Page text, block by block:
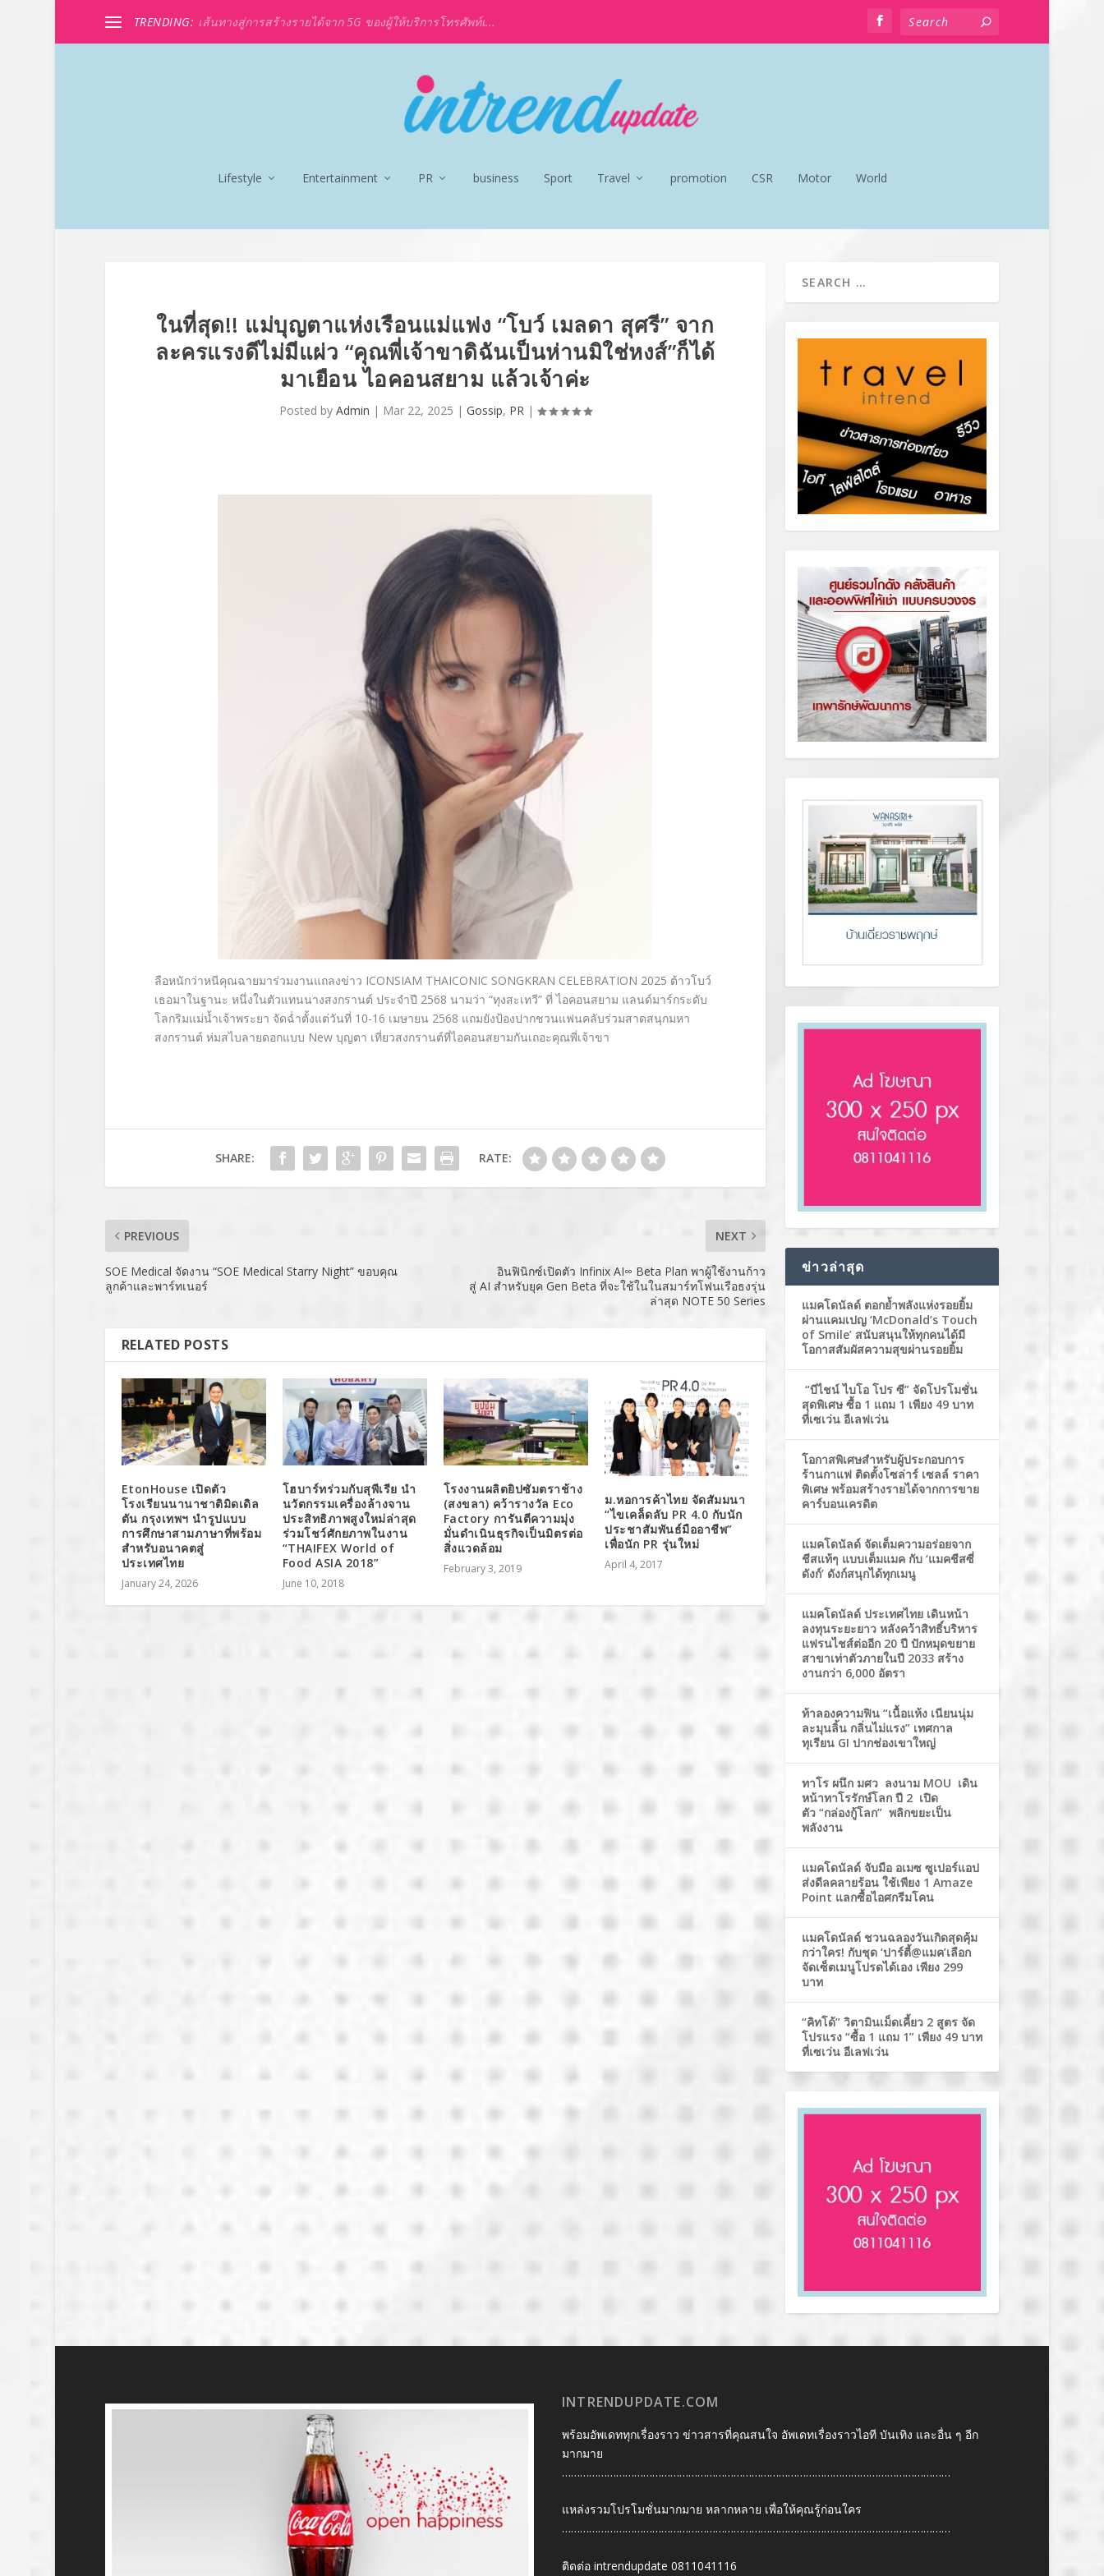
TRENDING: เส้นทางสู่การสร้างรายได้จาก 5G ของผู้ให้บริการโทรศัพท์เ...
Lifestyle Entertainment PR business Sport Travel promotion CSR Motor World
ในที่สุด!! แม่บุญตาแห่งเรือนแม่แฟง “โบว์ เมลดา สุศรี” จาก
ละครแรงดีไม่มีแผ่ว “คุณพี่เจ้าขาดิฉันเป็นห่านมิใช่หงส์”ก็ได้
มาเยือน ไอคอนสยาม แล้วเจ้าค่ะ
Posted by Admin | Mar 22, 2025 | Gossip, PR|
ลือหนักว่าหนีคุณฉายมาร่วมงานแถลงข่าว ICONSIAM THAICONIC SONGKRAN CELEBRATION 2025 ต้าวโบว์
เธอมาในฐานะ หนึ่งในตัวแทนนางสงกรานต์ ประจำปี 2568 นามว่า “ทุงสะเทวี” ที่ไอคอนสยาม แลนด์มาร์กระดับ
โลกริมแม่น้ำเจ้าพระยา จัดฉ่ำตั้งแต่วันที่ 10-16 เมษายน 2568 แถมยังป้องปากชวนแฟนคลับร่วมสาดสนุกมหา
สงกรานต์ ห่มสไบลายดอกแบบ New บุญตา เที่ยวสงกรานต์ที่ไอคอนสยามกันเถอะคุณพี่เจ้าขา
SHARE: RATE:
PREVIOUS
SOE Medical จัดงาน “SOE Medical Starry Night” ขอบคุณ
ลูกค้าและพาร์ทเนอร์
NEXT
อินฟินิกซ์เปิดตัว Infinix AI∞ Beta Plan พาผู้ใช้งานก้าว
สู่ AI สำหรับยุค Gen Beta ที่จะใช้ในในสมาร์ทโฟนเรือธงรุ่น
ล่าสุด NOTE 50 Series
RELATED POSTS
EtonHouse เปิดตัว
โรงเรียนนานาชาติมิดเดิล
ตัน กรุงเทพฯ นำรูปแบบ
การศึกษาสามภาษาที่พร้อม
สำหรับอนาคตสู่
ประเทศไทย
January 24, 2026
โฮบาร์ทร่วมกับสุพีเรีย นำ
นวัตกรรมเครื่องล้างจาน
ประสิทธิภาพสูงใหม่ล่าสุด
ร่วมโชว์ศักยภาพในงาน
“THAIFEX World of
Food ASIA 2018”
June 10, 2018
โรงงานผลิตยิปซัมตราช้าง
(สงขลา) คว้ารางวัล Eco
Factory การันตีความมุ่ง
มั่นดำเนินธุรกิจเป็นมิตรต่อ
สิ่งแวดล้อม
February 3, 2019
ม.หอการค้าไทย จัดสัมมนา
“ไขเคล็ดลับ PR 4.0 กับนัก
ประชาสัมพันธ์มืออาชีพ”
เพื่อนัก PR รุ่นใหม่
April 4, 2017
ข่าวล่าสุด
แมคโดนัลด์ ตอกย้ำพลังแห่งรอยยิ้ม
ผ่านแคมเปญ ‘McDonald’s Touch
of Smile’ สนับสนุนให้ทุกคนได้มี
โอกาสสัมผัสความสุขผ่านรอยยิ้ม
“บีไชน์ ไบโอ โปร ซี” จัดโปรโมชั่น
สุดพิเศษ ซื้อ 1 แถม 1 เพียง 49 บาท
ที่เซเว่น อีเลฟเว่น
โอกาสพิเศษสำหรับผู้ประกอบการ
ร้านกาแฟ ติดตั้งโซล่าร์ เซลล์ ราคา
พิเศษ พร้อมสร้างรายได้จากการขาย
คาร์บอนเครดิต
แมคโดนัลด์ จัดเต็มความอร่อยจาก
ชีสแท้ๆ แบบเต็มแมค กับ ‘แมคชีสซี่
ดังก์’ ดังก์สนุกได้ทุกเมนู
แมคโดนัลด์ ประเทศไทย เดินหน้า
ลงทุนระยะยาว หลังคว้าสิทธิ์บริหาร
แฟรนไชส์ต่ออีก 20 ปี ปักหมุดขยาย
สาขาเท่าตัวภายในปี 2033 สร้าง
งานกว่า 6,000 อัตรา
ท้าลองความฟิน “เนื้อแห้ง เนียนนุ่ม
ละมุนลิ้น กลิ่นไม่แรง” เทศกาล
ทุเรียน GI ปากช่องเขาใหญ่
ทาโร ผนึก มศว ลงนาม MOU เดิน
หน้าทาโรรักษ์โลก ปี 2 เปิด
ตัว “กล่องกู้โลก” พลิกขยะเป็น
พลังงาน
แมคโดนัลด์ จับมือ อเมซ ซูเปอร์แอป
ส่งดีลคลายร้อน ใช้เพียง 1 Amaze
Point แลกซื้อไอศกรีมโคน
แมคโดนัลด์ ชวนฉลองวันเกิดสุดคุ้ม
กว่าใคร! กับชุด ‘ปาร์ตี้@แมค’เลือก
จัดเซ็ตเมนูโปรดได้เอง เพียง 299
บาท
“คิทโด้” วิตามินเม็ดเคี้ยว 2 สูตร จัด
โปรแรง “ซื้อ 1 แถม 1” เพียง 49 บาท
ที่เซเว่น อีเลฟเว่น
INTRENDUPDATE.COM
พร้อมอัพเดททุกเรื่องราว ข่าวสารที่คุณสนใจ อัพเดทเรื่องราวไอที บันเทิง และอื่น ๆ อีก
มากมาย
…………………………………………………………………………………………………………………
แหล่งรวมโปรโมชั่นมากมาย หลากหลาย เพื่อให้คุณรู้ก่อนใคร
…………………………………………………………………………………………………………………
ติดต่อ intrendupdate 0811041116